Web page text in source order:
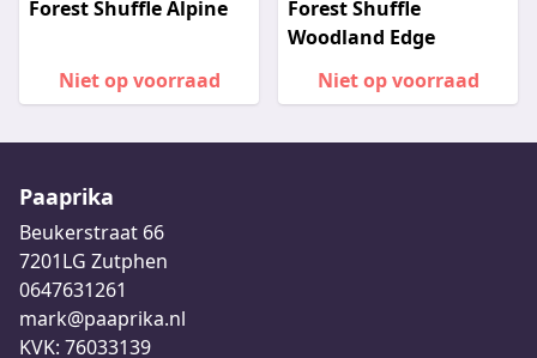
Forest Shuffle Alpine
Niet op voorraad
Forest Shuffle
Woodland Edge
Niet op voorraad
Paaprika
Beukerstraat 66
7201LG Zutphen
0647631261
mark@paaprika.nl
KVK: 76033139